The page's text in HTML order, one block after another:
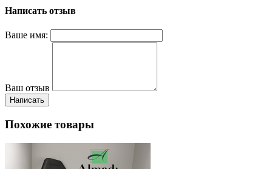
Написать отзыв
Ваше имя:
Ваш отзыв
Написать
Похожие товары